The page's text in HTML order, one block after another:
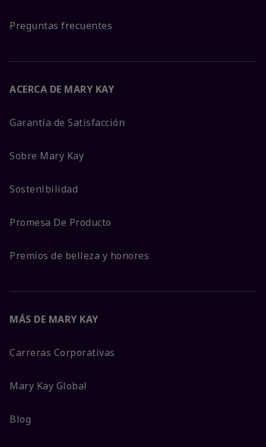
Preguntas frecuentes
ACERCA DE MARY KAY
Garantía de Satisfacción
Sobre Mary Kay
Sostenibilidad
Promesa De Producto
Premios de belleza y honores
MÁS DE MARY KAY
Carreras Corporativas
Mary Kay Global
Blog